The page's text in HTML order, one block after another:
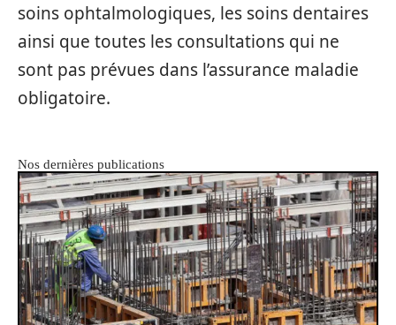
soins ophtalmologiques, les soins dentaires
ainsi que toutes les consultations qui ne
sont pas prévues dans l’assurance maladie
obligatoire.
Nos dernières publications